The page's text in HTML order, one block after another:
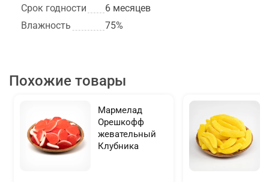
Срок годности
6 месяцев
Влажность
75%
Похожие товары
Мармелад
Орешкофф
жевательный
Клубника